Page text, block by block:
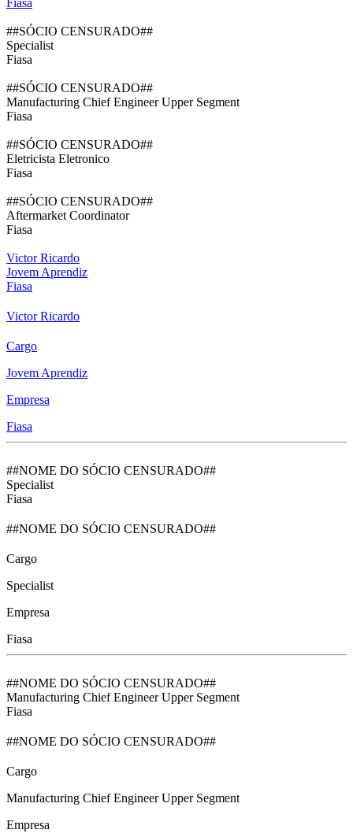
Fiasa
##SÓCIO CENSURADO##
Specialist
Fiasa
##SÓCIO CENSURADO##
Manufacturing Chief Engineer Upper Segment
Fiasa
##SÓCIO CENSURADO##
Eletricista Eletronico
Fiasa
##SÓCIO CENSURADO##
Aftermarket Coordinator
Fiasa
Victor Ricardo
Jovem Aprendiz
Fiasa
Victor Ricardo
Cargo
Jovem Aprendiz
Empresa
Fiasa
##NOME DO SÓCIO CENSURADO##
Specialist
Fiasa
##NOME DO SÓCIO CENSURADO##
Cargo
Specialist
Empresa
Fiasa
##NOME DO SÓCIO CENSURADO##
Manufacturing Chief Engineer Upper Segment
Fiasa
##NOME DO SÓCIO CENSURADO##
Cargo
Manufacturing Chief Engineer Upper Segment
Empresa